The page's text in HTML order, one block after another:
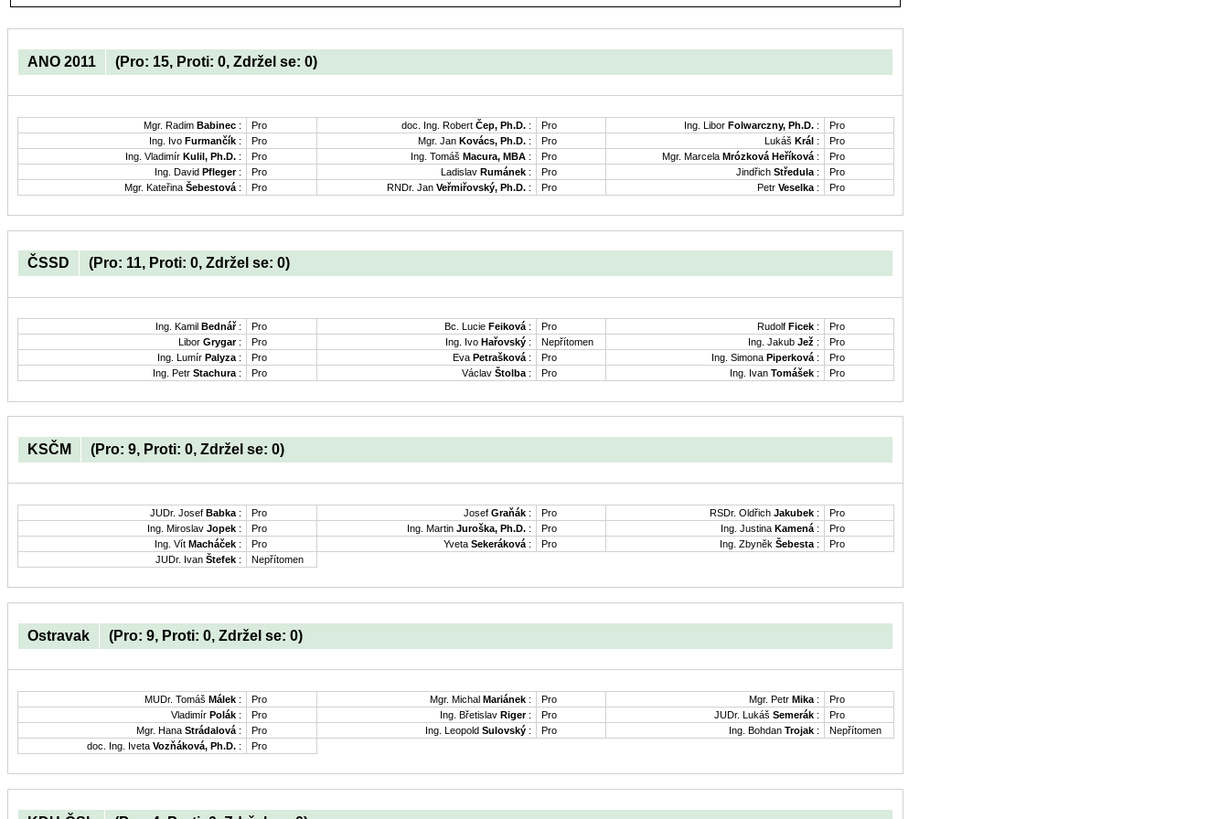
ANO 2011 (Pro: 15, Proti: 0, Zdržel se: 0)
Mgr. Radim Babinec : Pro doc. Ing. Robert Čep, Ph.D. : Pro Ing. Libor Folwarczny, Ph.D. :
Pro
Ing. Ivo Furmančík : Pro Mgr. Jan Kovács, Ph.D. : Pro Lukáš Král :
Pro
Ing. Vladimír Kulil, Ph.D. : Pro Ing. Tomáš Macura, MBA : Pro Mgr. Marcela Mrózková Heříková :
Pro
Ing. David Pfleger: Pro Ladislav Rumánek : Pro Jindřich Středula :
Pro
Mgr. Kateřina Šebestová : Pro RNDr. Jan Veřmiřovský, Ph.D. : Pro Petr Veselka : Pro
ČSSD (Pro: 11, Proti: 0, Zdržel se: 0)
Ing. Kamil Bednář: Pro Bc. Lucie Feiková: Pro Rudolf Ficek :
Pro
Libor Grygar: Pro Ing. Ivo Hařovský : Nepřítomen Ing. Jakub Jež :
Pro
Ing. Lumír Palyza: Pro Eva Petrašková: Pro Ing. Simona Piperková:
Pro
Ing. Petr Stachura: Pro Václav Štolba: Pro Ing. Ivan Tomášek : Pro
KSČM (Pro: 9, Proti: 0, Zdržel se: 0)
JUDr. Josef Babka : Pro Josef Graňák : Pro RSDr. Oldřich Jakubek :
Pro
Ing. Miroslav Jopek : Pro Ing. Martin Juroška, Ph.D. : Pro Ing. Justina Kamená :
Pro
Ing. Vít Macháček : Pro Yveta Sekeráková : Pro Ing. Zbyněk Šebesta :
Pro
JUDr. Ivan Štefek : Nepřítomen
Ostravak (Pro: 9, Proti: 0, Zdržel se: 0)
MUDr. Tomáš Málek : Pro Mgr. Michal Mariánek : Pro Mgr. Petr Mika :
Pro
Vladimír Polák : Pro Ing. Břetislav Riger: Pro JUDr. Lukáš Semerák :
Pro
Mgr. Hana Strádalová : Pro Ing. Leopold Sulovský : Pro Ing. Bohdan Trojak :
Nepřítomen
doc. Ing. Iveta Vozňáková, Ph.D. : Pro